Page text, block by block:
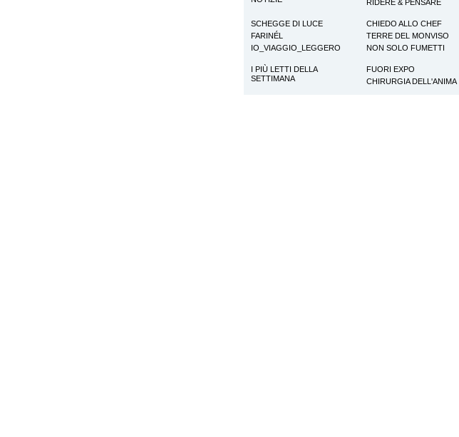
RIDERE & PENSARE
SCHEGGE DI LUCE
CHIEDO ALLO CHEF
FARINÉL
TERRE DEL MONVISO
IO_VIAGGIO_LEGGERO
NON SOLO FUMETTI
I PIÙ LETTI DELLA
SETTIMANA
FUORI EXPO
CHIRURGIA DELL'ANIMA